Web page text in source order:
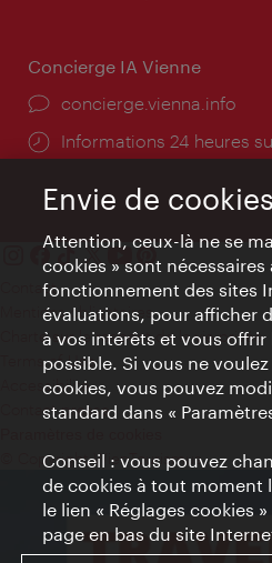
Concierge IA Vienne
Ort:
concierge.vienna.info
Öffnungszeiten:
Informations 24 heures
Contact
Mentions obligatoires
Charte sur le respect de la vie privée
Terms of Use
Accessibilité
Contact presse
© Copyright WienTourismus
Envie de
Attention, ceux-là ne se
cookies » sont nécessaires
fonctionnement des sites
évaluations, pour afficher
à vos intérêts et vous offrir
possible. Si vous ne
cookies, vous pouvez
standard dans «
Conseil : vous pouvez
de cookies à tout moment
le lien « Réglages cookies
page en bas du site